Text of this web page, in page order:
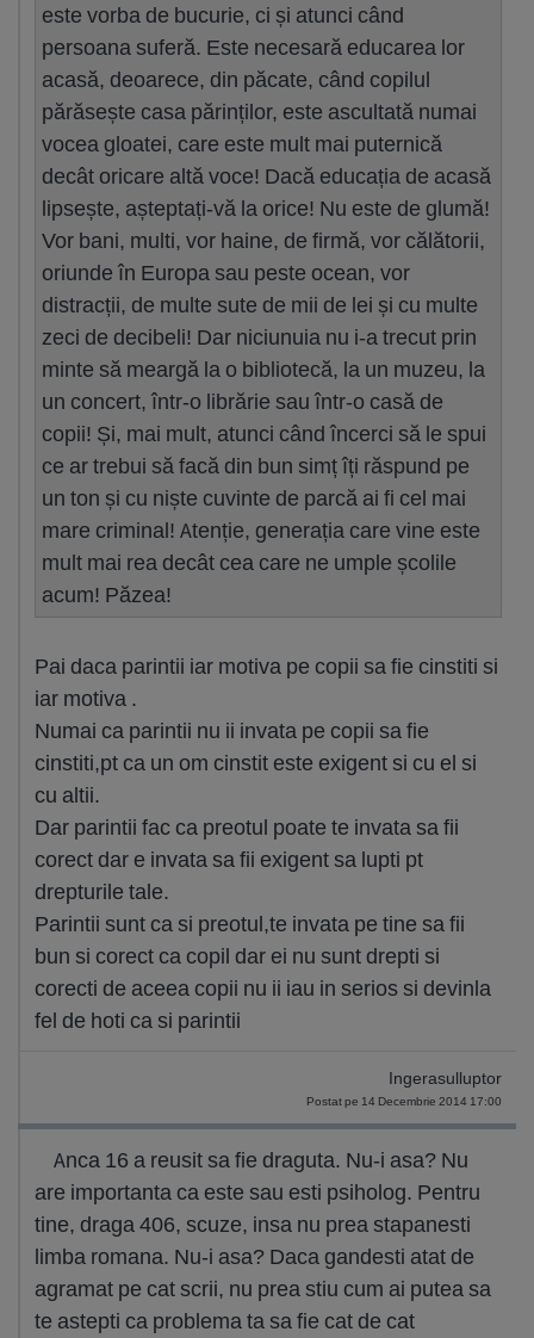
este vorba de bucurie, ci și atunci când
persoana suferă. Este necesară educarea lor
acasă, deoarece, din păcate, când copilul
părăsește casa părinților, este ascultată numai
vocea gloatei, care este mult mai puternică
decât oricare altă voce! Dacă educația de acasă
lipsește, așteptați-vă la orice! Nu este de glumă!
Vor bani, multi, vor haine, de firmă, vor călătorii,
oriunde în Europa sau peste ocean, vor
distracții, de multe sute de mii de lei și cu multe
zeci de decibeli! Dar niciunuia nu i-a trecut prin
minte să meargă la o bibliotecă, la un muzeu, la
un concert, într-o librărie sau într-o casă de
copii! Și, mai mult, atunci când încerci să le spui
ce ar trebui să facă din bun simț îți răspund pe
un ton și cu niște cuvinte de parcă ai fi cel mai
mare criminal! Atenție, generația care vine este
mult mai rea decât cea care ne umple școlile
acum! Păzea!
Pai daca parintii iar motiva pe copii sa fie cinstiti si
iar motiva .
Numai ca parintii nu ii invata pe copii sa fie
cinstiti,pt ca un om cinstit este exigent si cu el si
cu altii.
Dar parintii fac ca preotul poate te invata sa fii
corect dar e invata sa fii exigent sa lupti pt
drepturile tale.
Parintii sunt ca si preotul,te invata pe tine sa fii
bun si corect ca copil dar ei nu sunt drepti si
corecti de aceea copii nu ii iau in serios si devinla
fel de hoti ca si parintii
Ingerasulluptor
Postat pe 14 Decembrie 2014 17:00
Anca 16 a reusit sa fie draguta. Nu-i asa? Nu
are importanta ca este sau esti psiholog. Pentru
tine, draga 406, scuze, insa nu prea stapanesti
limba romana. Nu-i asa? Daca gandesti atat de
agramat pe cat scrii, nu prea stiu cum ai putea sa
te astepti ca problema ta sa fie cat de cat